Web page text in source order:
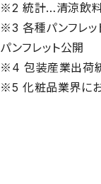
※2 統計…清涼飲
※3 各種パンフレッ
パンフレット公開
※4 包装産業出荷
※5 化粧品業界に